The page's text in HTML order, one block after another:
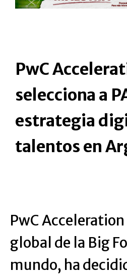
PwC
selecciona a
estrategia
talentos en
PwC
global de la Big
mundo, ha